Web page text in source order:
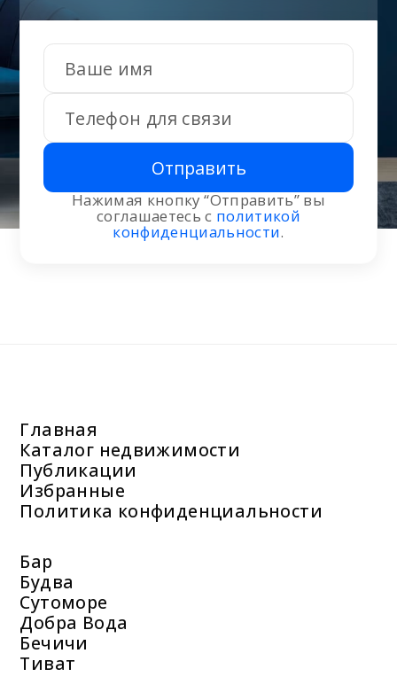
Отправить
Нажимая кнопку “Отправить” вы
соглашаетесь с политикой
конфиденциальности.
Главная
Каталог недвижимости
Публикации
Избранные
Политика конфиденциальности
Бар
Будва
Сутоморе
Добра Вода
Бечичи
Тиват